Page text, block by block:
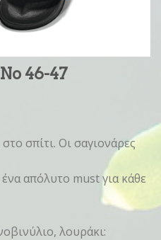
46-47
σπίτι. Οι σαγιονάρες
απόλυτο must για κάθε
λουράκι: